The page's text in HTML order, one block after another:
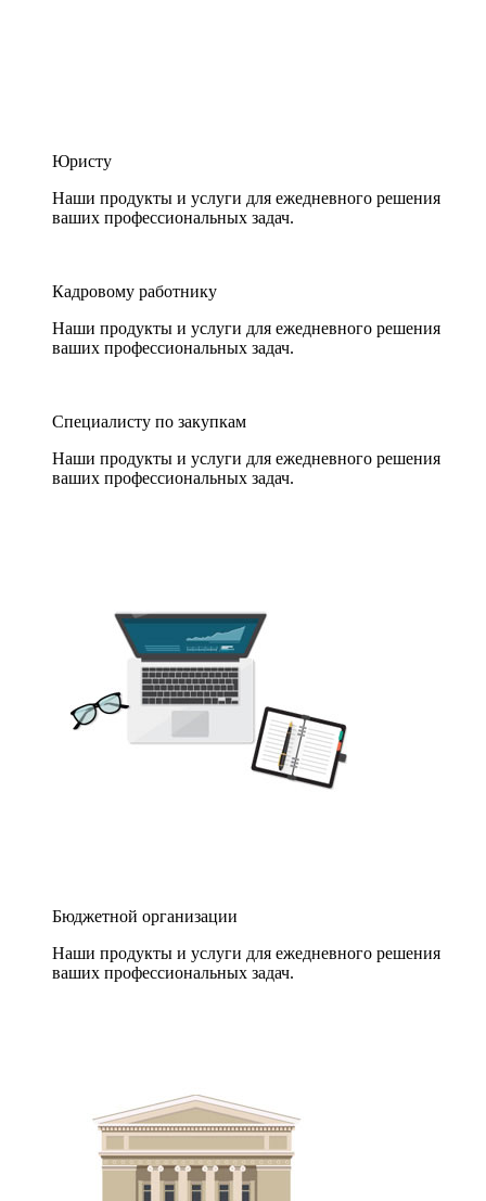
Юристу
Наши продукты и услуги для ежедневного решения
ваших профессиональных задач.
Кадровому работнику
Наши продукты и услуги для ежедневного решения
ваших профессиональных задач.
Специалисту по закупкам
Наши продукты и услуги для ежедневного решения
ваших профессиональных задач.
Бюджетной организации
Наши продукты и услуги для ежедневного решения
ваших профессиональных задач.